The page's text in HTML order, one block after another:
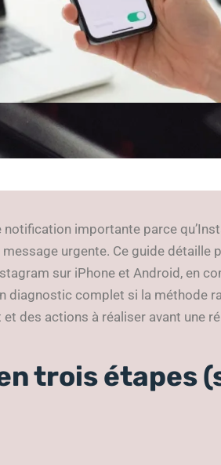
importante parce
urgente. Ce guide détaille
sur iPhone et Android, en
diagnostic complet si la méthode
des actions à réaliser avant une
trois étapes